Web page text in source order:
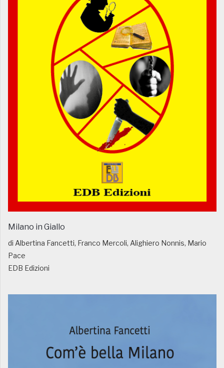
Milano in Giallo
di Albertina Fancetti, Franco Mercoli, Alighiero Nonnis, Mario
Pace
EDB Edizioni